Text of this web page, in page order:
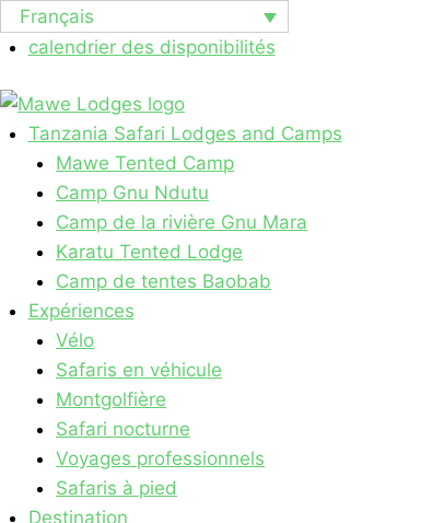
Skip
to
Français
calendrier des disponibilités
Tanzania Safari Lodges​ and Camps
Mawe Tented Camp
Camp Gnu Ndutu
Camp de la rivière Gnu Mara
Karatu Tented Lodge
Camp de tentes Baobab
Expériences
Vélo
Safaris en véhicule
Montgolfière
Safari nocturne
Voyages professionnels
Safaris à pied
Destination